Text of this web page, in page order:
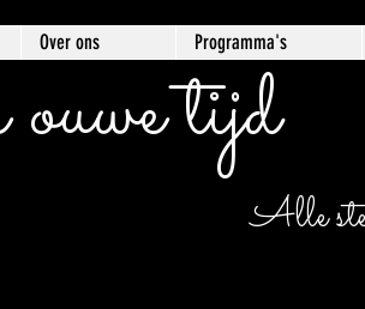
Over ons Programma's
tijd
Alle